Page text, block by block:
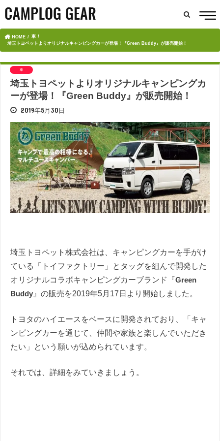
HOME
車
埼玉トヨペットよりオリジナルキャンピングカーが登場！『Green Buddy』が販売開始！
車
埼玉トヨペットよりオリジナルキャンピングカ
ーが登場！『Green Buddy』が販売開始！
2019年5月30日
埼玉トヨペット株式会社は、キャンピングカーを手がけ
ている「トイファクトリー」とタッグを組んで開発した
オリジナルコラボキャンピングカーブランド『Green
Buddy 』の販売を2019年5月17日より開始しました。
トヨタのハイエースをベースに開発されており、「キャ
ンピングカーを通じて、仲間や家族と楽しんでいただき
たい」という願いが込められています。
それでは、詳細をみていきましょう。